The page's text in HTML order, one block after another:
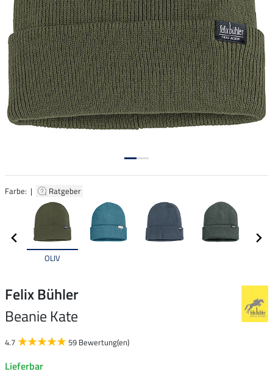
Farbe: | Ratgeber
OLIV
Felix Bühler
Beanie Kate
4.7 59 Bewertung(en)
Lieferbar